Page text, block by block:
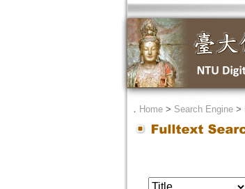
． Home> Search Engine>